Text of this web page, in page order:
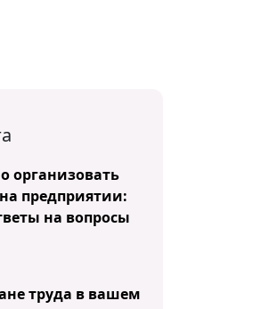
организовать
предприятии:
на вопросы
труда в вашем